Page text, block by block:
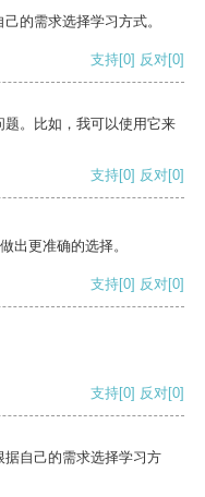
的需求选择学习方式。
支持[0] 反对[0]
。比如，我可以使用它来
支持[0] 反对[0]
出更准确的选择。
支持[0] 反对[0]
支持[0] 反对[0]
自己的需求选择学习方